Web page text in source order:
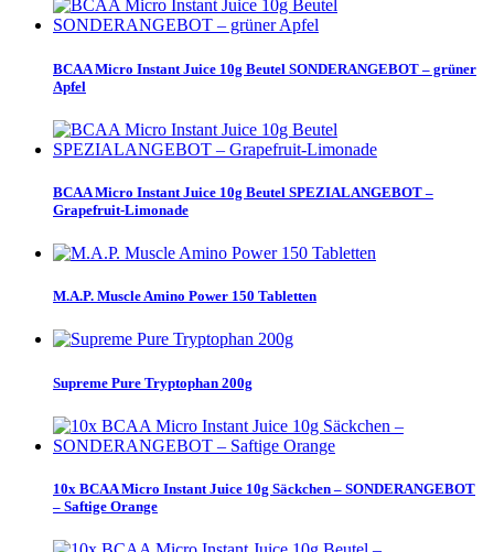
BCAA Micro Instant Juice 10g Beutel SONDERANGEBOT – grüner
Apfel
BCAA Micro Instant Juice 10g Beutel SPEZIALANGEBOT –
Grapefruit-Limonade
M.A.P. Muscle Amino Power 150 Tabletten
Supreme Pure Tryptophan 200g
10x BCAA Micro Instant Juice 10g Säckchen – SONDERANGEBOT
– Saftige Orange